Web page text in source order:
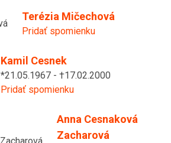
Terézia Mičechová
Pridať spomienku
Kamil Cesnek
*21.05.1967 - †17.02.2000
Pridať spomienku
Anna Cesnaková
Zacharová